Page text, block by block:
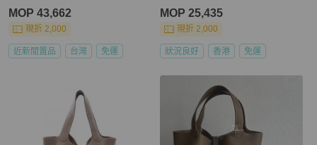
MOP 43,662
現折 2,000
近新閒置品 台灣 免運
MOP 25,435
現折 2,000
狀況良好 香港 免運